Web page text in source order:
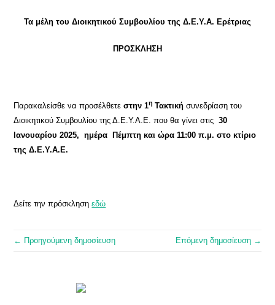
Τα μέλη του Διοικητικού Συμβουλίου της Δ.Ε.Υ.Α. Ερέτριας
ΠΡΟΣΚΛΗΣΗ
Παρακαλείσθε να προσέλθετε στην 1ηΤακτική συνεδρίαση του
Διοικητικού Συμβουλίου της Δ.Ε.Υ.Α.Ε. που θα γίνει στις30
Ιανουαρίου 2025, ημέρα Πέμπτη και ώρα 11:00 π.μ. στο κτίριο
της Δ.Ε.Υ.Α.Ε.
Δείτε την πρόσκλησηεδώ
← Προηγούμενη δημοσίευση Επόμενη δημοσίευση →